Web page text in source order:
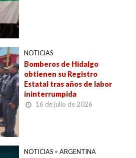
NOTICIAS
Bomberos de Hidalgo
obtienen su Registro
Estatal tras años de labor
ininterrumpida
16 de julio de 2026
NOTICIAS • ARGENTINA